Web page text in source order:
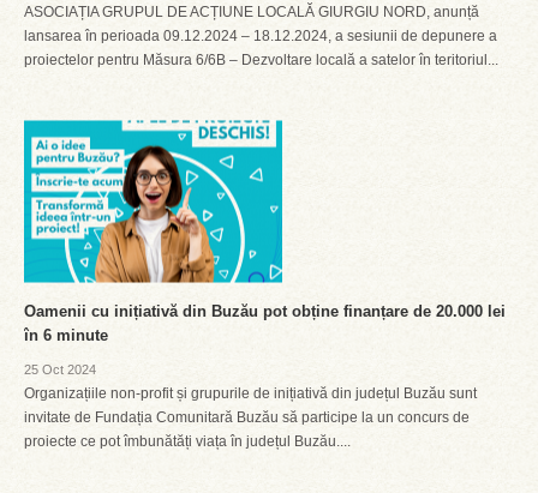
ASOCIAȚIA GRUPUL DE ACȚIUNE LOCALĂ GIURGIU NORD, anunță
lansarea în perioada 09.12.2024 – 18.12.2024, a sesiunii de depunere a
proiectelor pentru Măsura 6/6B – Dezvoltare locală a satelor în teritoriul...
Oamenii cu inițiativă din Buzău pot obține finanțare de 20.000 lei
în 6 minute
25 Oct 2024
Organizațiile non-profit și grupurile de inițiativă din județul Buzău sunt
invitate de Fundația Comunitară Buzău să participe la un concurs de
proiecte ce pot îmbunătăți viața în județul Buzău....